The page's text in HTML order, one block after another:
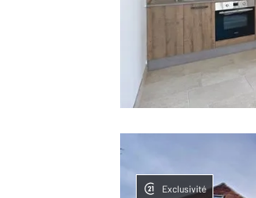
Exclusivité